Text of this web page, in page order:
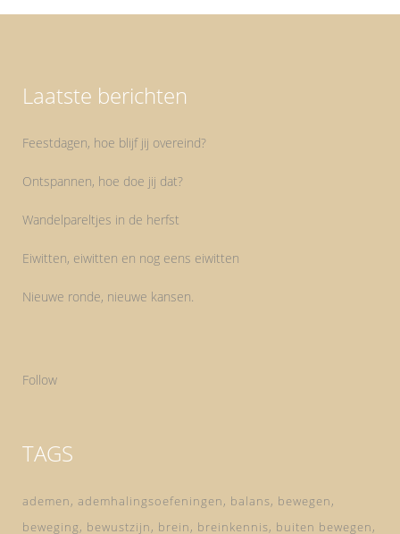
Laatste berichten
Feestdagen, hoe blijf jij overeind?
Ontspannen, hoe doe jij dat?
Wandelpareltjes in de herfst
Eiwitten, eiwitten en nog eens eiwitten
Nieuwe ronde, nieuwe kansen.
Follow
TAGS
ademen ademhalingsoefeningen balans bewegen
beweging
bewustzijn brein breinkennis buiten bewegen